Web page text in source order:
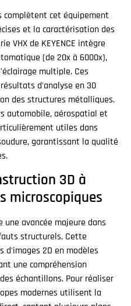
complètent cet équipement
et la caractérisation des
VHX de KEYENCE intègre
(de 20x à 6000x),
multiple. Ces
d'analyse en 30
des structures métalliques.
automobile, aérospatial et
utiles dans
garantissant la qualité
3D à
microscopiques
avancée majeure dans
structurels. Cette
d'images 2D en modèles
une compréhension
échantillons. Pour réaliser
modernes utilisent la